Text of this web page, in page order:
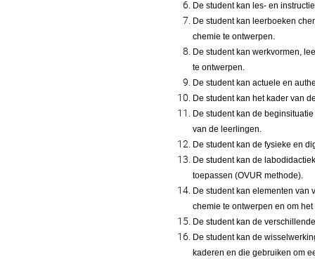
De student kan les- en
De student kan leerboeken
chemie te ontwerpen.
De student kan werkvormen,
te ontwerpen.
De student kan actuele en
De student kan het kader van
De student kan de
van de leerlingen.
De student kan de fysieke en
De student kan de
toepassen (OVUR methode).
De student kan elementen van
chemie te ontwerpen en om
De student kan de
De student kan de
kaderen en die gebruiken om